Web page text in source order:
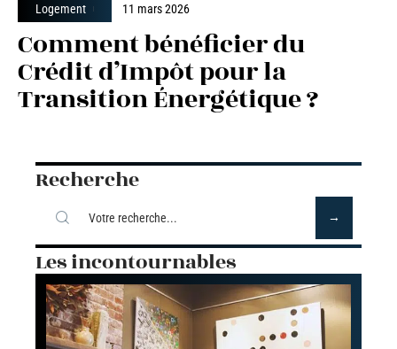
Logement 11 mars 2026
Comment bénéficier du
Crédit d’Impôt pour la
Transition Énergétique ?
Recherche
Les incontournables